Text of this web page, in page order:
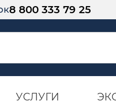
8 800 333 79 25
УСЛУГИ